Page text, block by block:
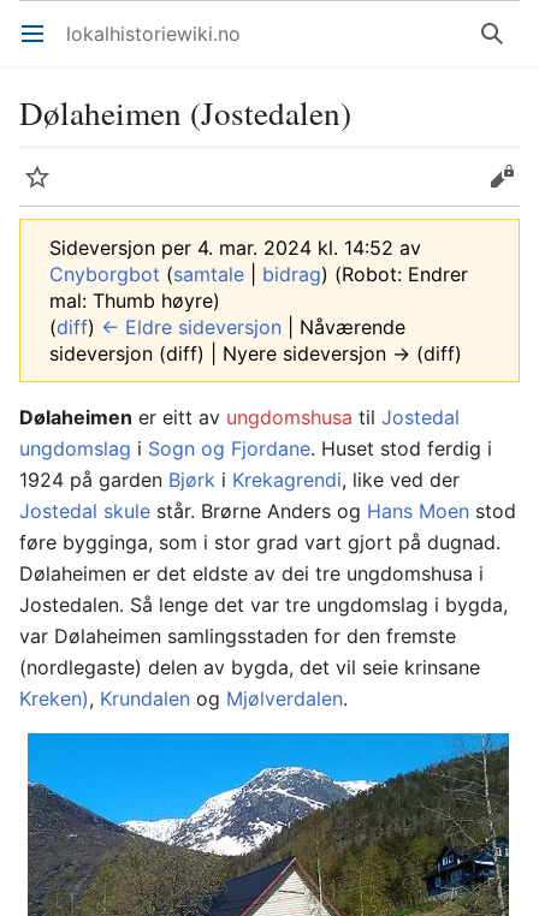
Åpne hovedmenyen lokalhistoriewiki.no Søk
Dølaheimen (Jostedalen)
Overvåk Rediger
Sideversjon per 4. mar. 2024 kl. 14:52 av
Cnyborgbot (samtale bidrag) (Robot: Endrer
mal: Thumb høyre)
(diff) ← Eldre sideversjon | Nåværende
sideversjon (diff) | Nyere sideversjon → (diff)
Dølaheimen er eitt av ungdomshusa til Jostedal
ungdomslag i Sogn og Fjordane. Huset stod ferdig i
1924 på garden Bjørk i Krekagrendi, like ved der
Jostedal skule står. Brørne Anders og Hans Moen stod
føre bygginga, som i stor grad vart gjort på dugnad.
Dølaheimen er det eldste av dei tre ungdomshusa i
Jostedalen. Så lenge det var tre ungdomslag i bygda,
var Dølaheimen samlingsstaden for den fremste
(nordlegaste) delen av bygda, det vil seie krinsane
Kreken), Krundalen og Mjølverdalen.